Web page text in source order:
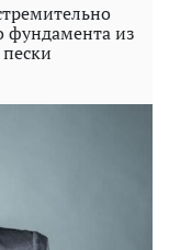
фундамента из